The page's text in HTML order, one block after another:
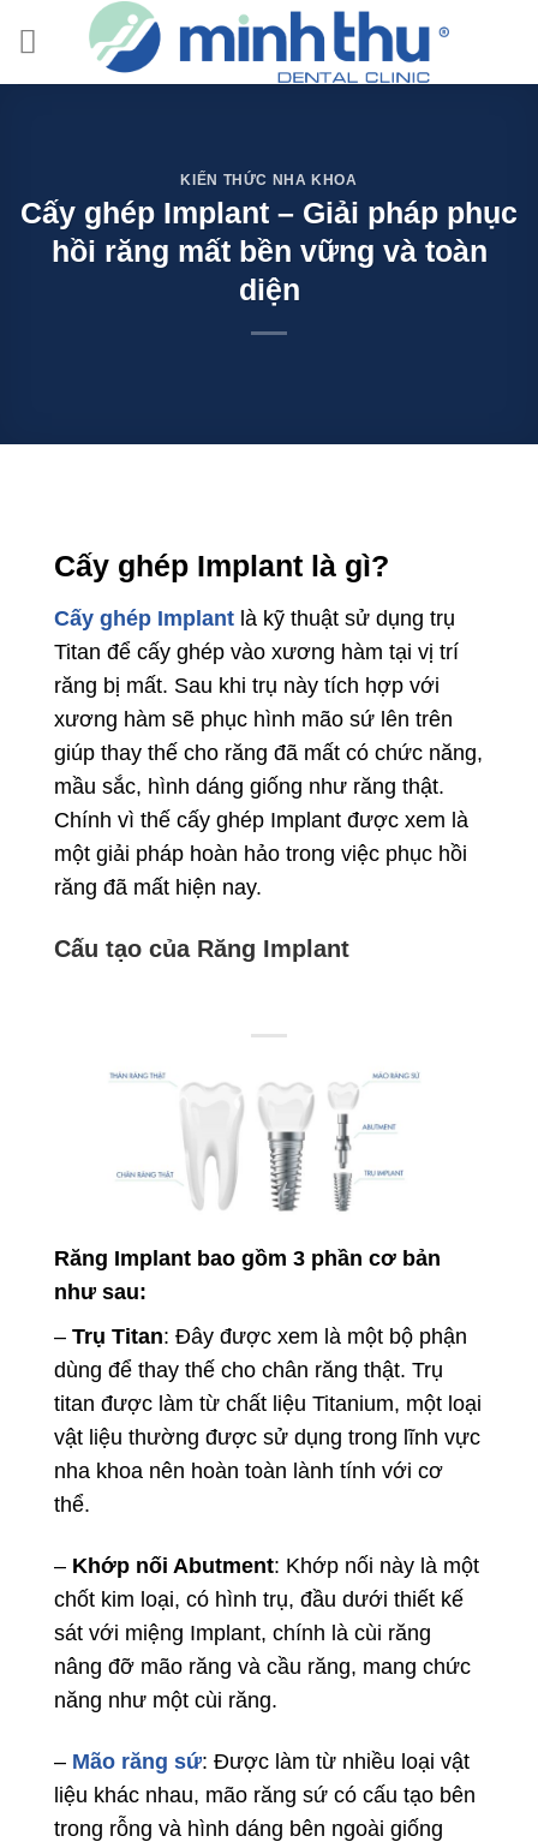
content
KIẾN THỨC NHA KHOA
Cấy ghép Implant – Giải pháp phục
hồi răng mất bền vững và toàn
diện
Cấy ghép Implant là gì?
Cấy ghép Implant là kỹ thuật sử dụng trụ
Titan để cấy ghép vào xương hàm tại vị trí
răng bị mất. Sau khi trụ này tích hợp với
xương hàm sẽ phục hình mão sứ lên trên
giúp thay thế cho răng đã mất có chức năng,
mầu sắc, hình dáng giống như răng thật.
Chính vì thế cấy ghép Implant được xem là
một giải pháp hoàn hảo trong việc phục hồi
răng đã mất hiện nay.
Cấu tạo của Răng Implant
Răng Implant bao gồm 3 phần cơ bản
như sau:
– Trụ Titan: Đây được xem là một bộ phận
dùng để thay thế cho chân răng thật. Trụ
titan được làm từ chất liệu Titanium, một loại
vật liệu thường được sử dụng trong lĩnh vực
nha khoa nên hoàn toàn lành tính với cơ
thể.
– Khớp nối Abutment: Khớp nối này là một
chốt kim loại, có hình trụ, đầu dưới thiết kế
sát với miệng Implant, chính là cùi răng
nâng đỡ mão răng và cầu răng, mang chức
năng như một cùi răng.
– Mão răng sứ: Được làm từ nhiều loại vật
liệu khác nhau, mão răng sứ có cấu tạo bên
trong rỗng và hình dáng bên ngoài giống